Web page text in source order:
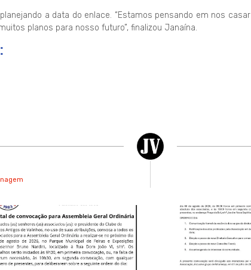
a data do enlace. “Estamos pensando em nos casar
planos para nosso futuro”, finalizou Janaína.